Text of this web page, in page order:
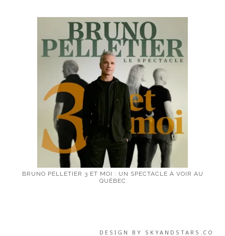
BRUNO PELLETIER 3 ET MOI : UN SPECTACLE À VOIR AU
QUÉBEC
DESIGN BY SKYANDSTARS.CO